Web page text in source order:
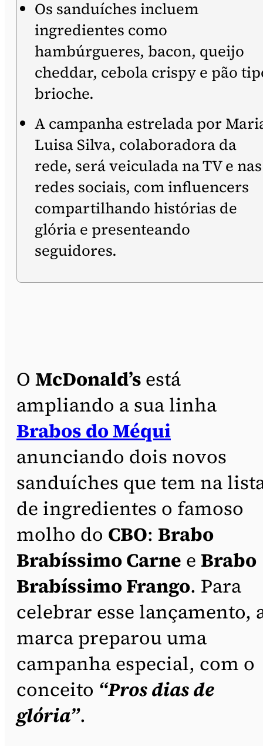
Os sanduíches incluem
ingredientes como
hambúrgueres, bacon, queijo
cheddar, cebola crispy e pão
brioche.
A campanha estrelada por
Luisa Silva, colaboradora da
rede, será veiculada na TV e nas
redes sociais, com influencers
compartilhando histórias de
glória e presenteando
seguidores.
O McDonald’s está
ampliando a sua linha
Brabos do Méqui
anunciando dois novos
sanduíches que tem na
de ingredientes o famoso
molho do CBO: Brabo
Brabíssimo Carne e Brabo
Brabíssimo Frango. Para
celebrar esse lançamento,
marca preparou uma
campanha especial, com o
conceito “Pros dias de
glória”.